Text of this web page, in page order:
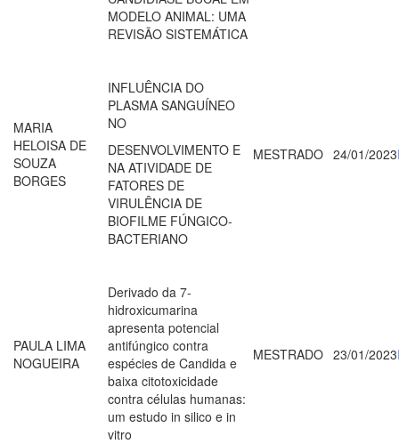
MODELO ANIMAL: UMA
REVISÃO SISTEMÁTICA
MARIA
HELOISA DE
SOUZA
BORGES
INFLUÊNCIA DO
PLASMA SANGUÍNEO
NO
DESENVOLVIMENTO E
NA ATIVIDADE DE
FATORES DE
VIRULÊNCIA DE
BIOFILME FÚNGICO-
BACTERIANO
MESTRADO 24/01/2023
PAULA LIMA
NOGUEIRA
Derivado da 7-
hidroxicumarina
apresenta potencial
antifúngico contra
espécies de Candida e
baixa citotoxicidade
contra células humanas:
um estudo in silico e in
vitro
MESTRADO 23/01/2023